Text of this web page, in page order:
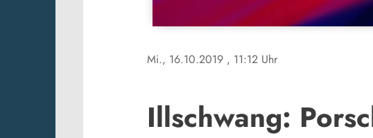
Mi., 16.10.2019 , 11:12 Uhr
Illschwang: